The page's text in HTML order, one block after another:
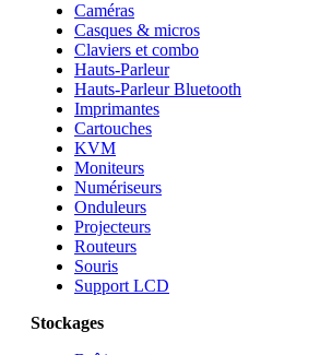
Caméras
Casques & micros
Claviers et combo
Hauts-Parleur
Hauts-Parleur Bluetooth
Imprimantes
Cartouches
KVM
Moniteurs
Numériseurs
Onduleurs
Projecteurs
Routeurs
Souris
Support LCD
Stockages